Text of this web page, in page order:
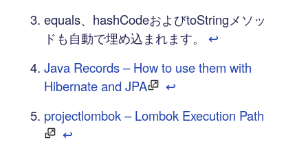
equals、hashCodeおよびtoStringメソッ
ドも自動で埋め込まれます。 ↩︎
Java Records – How to use them with
Hibernate and JPA
↩︎
projectlombok – Lombok Execution Path
↩︎